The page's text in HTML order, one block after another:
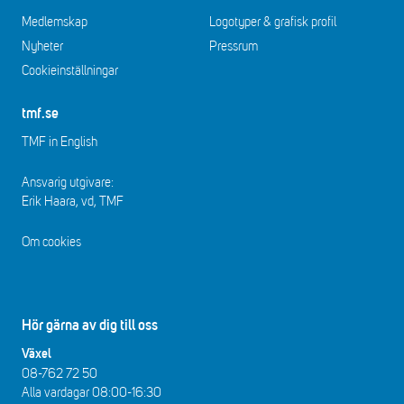
Medlemskap
Nyheter
Cookieinställningar
Logotyper & grafisk profil
Pressrum
tmf.se
TMF in English
Ansvarig utgivare:
Erik Haara, vd, TMF
Om cookies
Hör gärna av dig till oss
Växel
08-762 72 50
Alla vardagar 08:00-16:30​​